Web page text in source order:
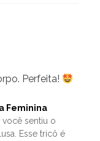
Perfeita!
Feminina
você sentiu o
Esse tricô é